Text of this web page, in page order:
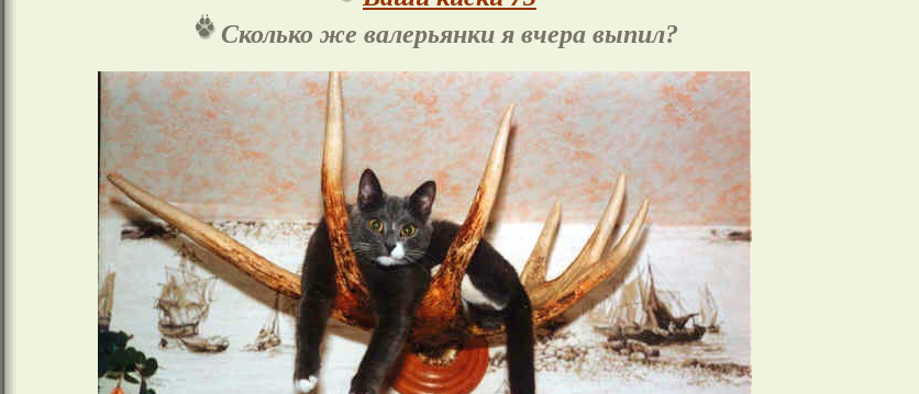
Сколько же валерьянки я вчера выпил?